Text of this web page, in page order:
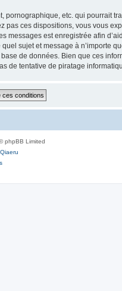
etc. qui pourrait
ces dispositions, vous vous
messages est enregistrée afin
sujet et message à n’importe
de données. Bien que ces
de tentative de piratage
phpBB Limited
Qiaeru